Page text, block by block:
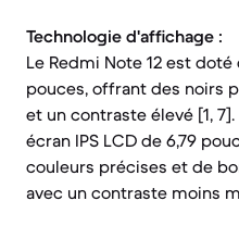
Technologie d'affichage :
Le Redmi Note 12 est doté
pouces, offrant des noirs
et un contraste élevé [1,
écran IPS LCD de 6,79
couleurs précises et de
avec un contraste moins